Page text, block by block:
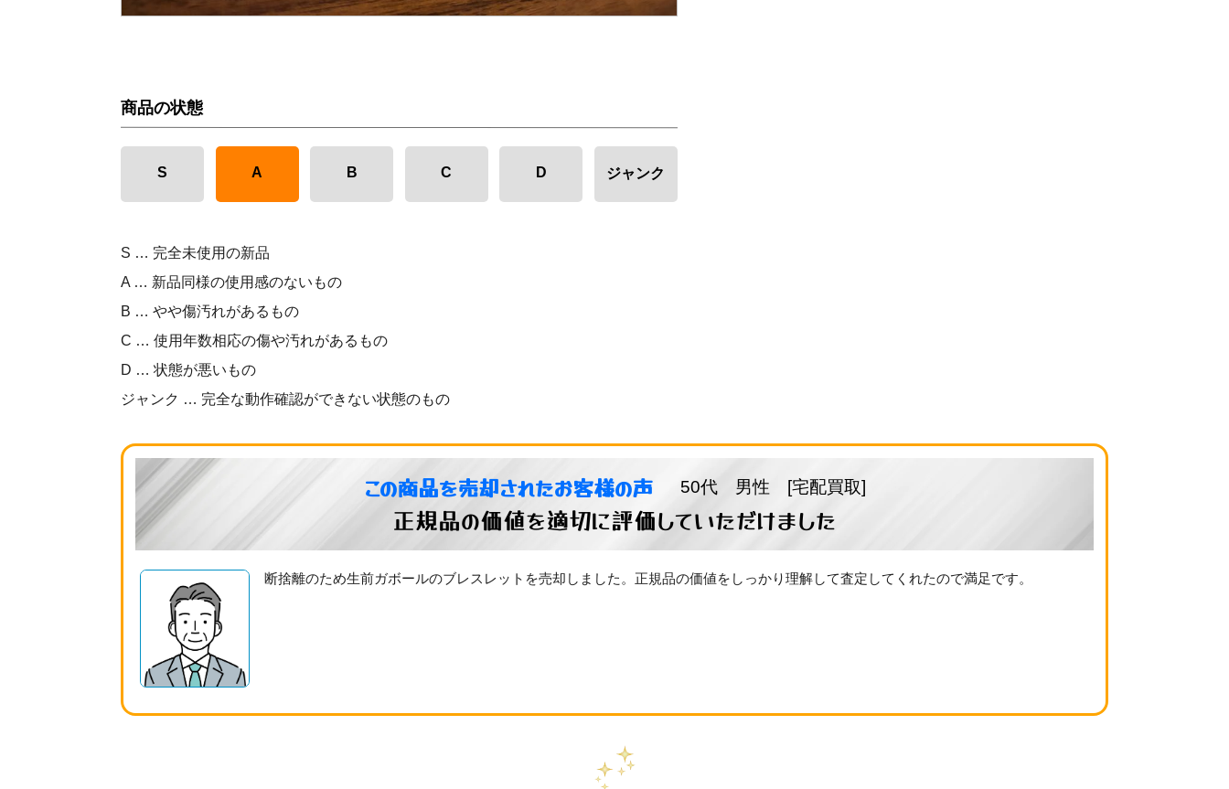
商品の状態
S A B C D ジャンク
S … 完全未使用の新品
A … 新品同様の使用感のないもの
B … やや傷汚れがあるもの
C … 使用年数相応の傷や汚れがあるもの
D … 状態が悪いもの
ジャンク … 完全な動作確認ができない状態のもの
この商品を売却されたお客様の声 50代 男性 [宅配買取]
正規品の価値を適切に評価していただけました
断捨離のため生前ガボールのブレスレットを売却しました。正規品の価値をしっかり理解して査定してくれたので満足です。